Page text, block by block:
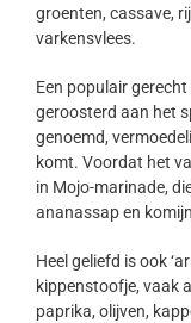
groenten, cassave,
varkensvlees.
Een populair
geroosterd aan het
genoemd,
komt. Voordat het
in Mojo-marinade,
ananassap en
Heel geliefd is ook
kippenstoofje, vaak
paprika, olijven,